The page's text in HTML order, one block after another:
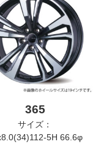
365
サイズ：
5H 66.6φ